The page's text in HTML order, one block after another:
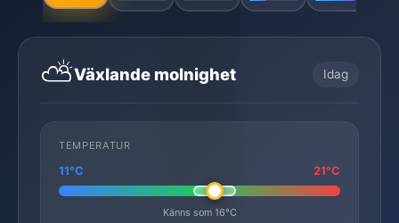
⛅Växlande molnighet Idag
TEMPERATUR
11°C 21°C
Känns som 16°C